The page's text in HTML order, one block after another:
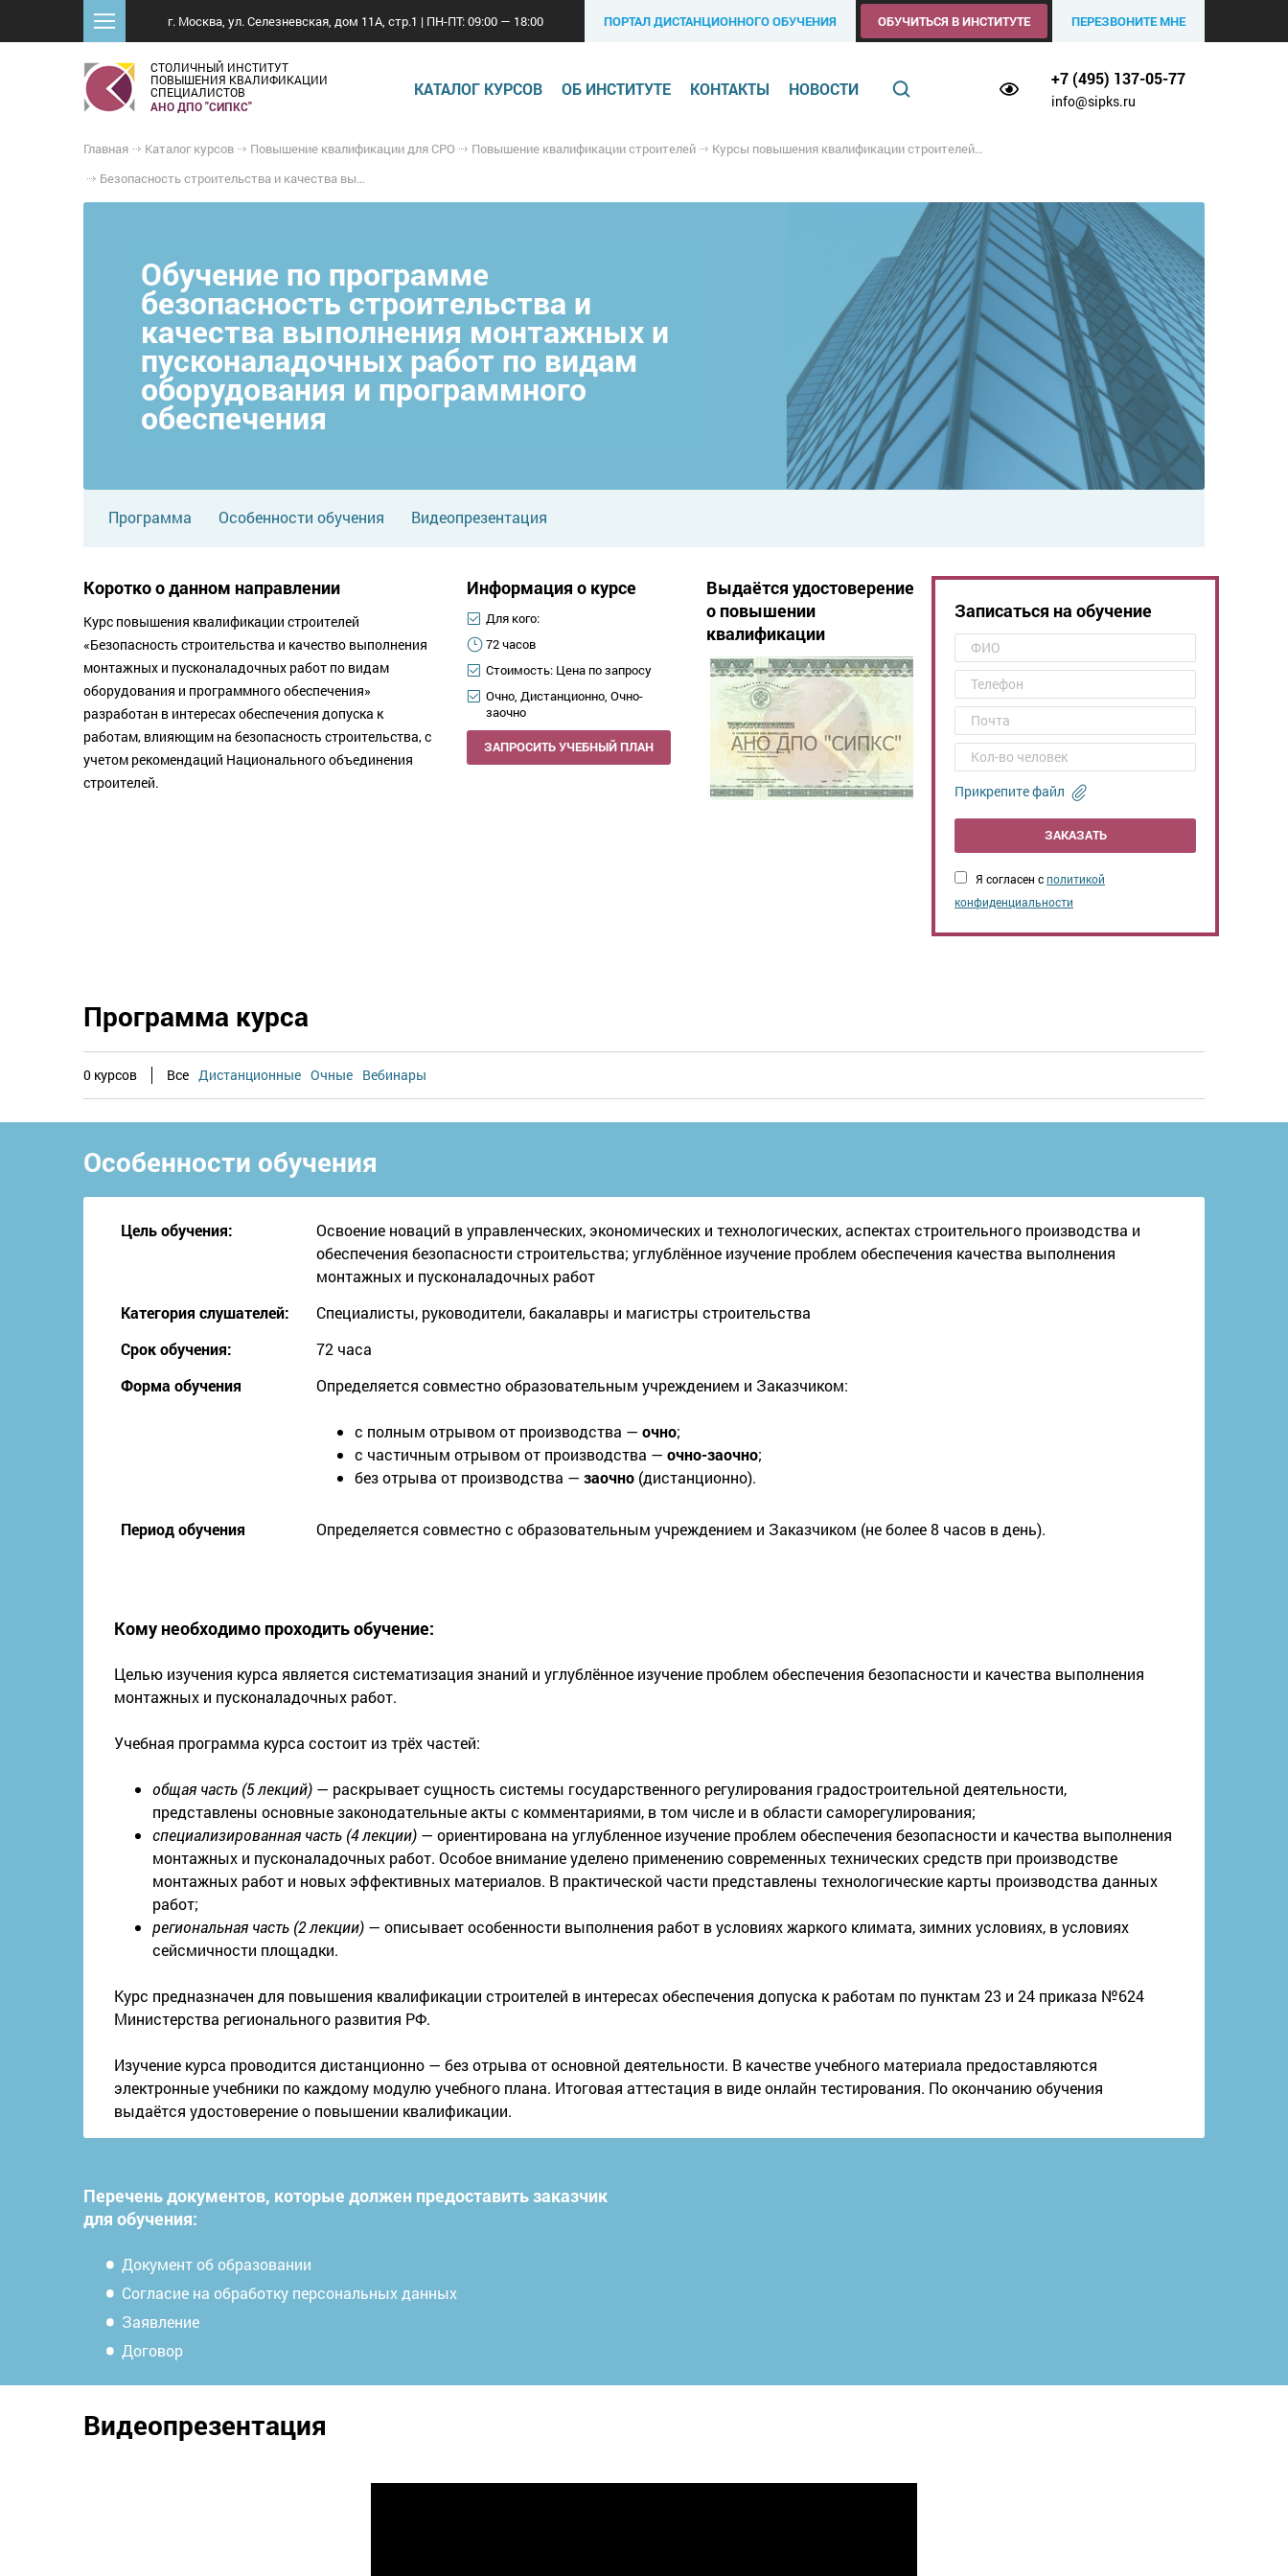
г. Москва, ул. Селезневская, дом 11А, стр.1 | ПН-ПТ: 09:00 — 18:00 ПОРТАЛ ДИСТАНЦИОННОГО ОБУЧЕНИЯ ОБУЧИТЬСЯ В ИНСТИТУТЕ ПЕРЕЗВОНИТЕ МНЕ
СТОЛИЧНЫЙ ИНСТИТУТ
ПОВЫШЕНИЯ КВАЛИФИКАЦИИ
СПЕЦИАЛИСТОВ
АНО ДПО "СИПКС"
КАТАЛОГ КУРСОВ ОБ ИНСТИТУТЕ КОНТАКТЫ НОВОСТИ
+7 (495) 137-05-77
info@sipks.ru
Главная Каталог курсов Повышение квалификации для СРО Повышение квалификации строителей
Курсы повышения квалификации строителей для СРО (НОСТРОЙ)
Безопасность строительства и качества выполнения монтажных и пусконаладочных работ по видам оборудования и программного обеспечения
Обучение по программе
безопасность строительства и
качества выполнения монтажных и
пусконаладочных работ по видам
оборудования и программного
обеспечения
Программа Особенности обучения Видеопрезентация
Коротко о данном направлении
Курс повышения квалификации строителей
«Безопасность строительства и качество выполнения
монтажных и пусконаладочных работ по видам
оборудования и программного обеспечения»
разработан в интересах обеспечения допуска к
работам, влияющим на безопасность строительства, с
учетом рекомендаций Национального объединения
строителей.
Информация о курсе
Для кого:
72 часов
Стоимость: Цена по запросу
Очно, Дистанционно, Очно-
заочно
ЗАПРОСИТЬ УЧЕБНЫЙ ПЛАН
Выдаётся удостоверение
о повышении
квалификации
Записаться на обучение
Я согласен сполитикой
конфиденциальности
Прикрепите файл
ЗАКАЗАТЬ
Программа курса
0 курсов Все Дистанционные Очные Вебинары
Особенности обучения
Цель обучения:
Освоение новаций в управленческих, экономических и технологических, аспектах строительного производства и
обеспечения безопасности строительства; углублённое изучение проблем обеспечения качества выполнения
монтажных и пусконаладочных работ
Категория слушателей:
Специалисты, руководители, бакалавры и магистры строительства
Срок обучения:
72 часа
Форма обучения
Определяется совместно образовательным учреждением и Заказчиком:
с полным отрывом от производства — очно;
с частичным отрывом от производства — очно-заочно;
без отрыва от производства — заочно (дистанционно).
Период обучения Определяется совместно с образовательным учреждением и Заказчиком (не более 8 часов в день).
Кому необходимо проходить обучение:
Целью изучения курса является систематизация знаний и углублённое изучение проблем обеспечения безопасности и качества выполнения
монтажных и пусконаладочных работ.
Учебная программа курса состоит из трёх частей:
общая часть (5 лекций) — раскрывает сущность системы государственного регулирования градостроительной деятельности,
представлены основные законодательные акты с комментариями, в том числе и в области саморегулирования;
специализированная часть (4 лекции) — ориентирована на углубленное изучение проблем обеспечения безопасности и качества выполнения
монтажных и пусконаладочных работ. Особое внимание уделено применению современных технических средств при производстве
монтажных работ и новых эффективных материалов. В практической части представлены технологические карты производства данных
работ;
региональная часть (2 лекции) — описывает особенности выполнения работ в условиях жаркого климата, зимних условиях, в условиях
сейсмичности площадки.
Курс предназначен для повышения квалификации строителей в интересах обеспечения допуска к работам по пунктам 23 и 24 приказа №624
Министерства регионального развития РФ.
Изучение курса проводится дистанционно — без отрыва от основной деятельности. В качестве учебного материала предоставляются
электронные учебники по каждому модулю учебного плана. Итоговая аттестация в виде онлайн тестирования. По окончанию обучения
выдаётся удостоверение о повышении квалификации.
Перечень документов, которые должен предоставить заказчик
для обучения:
Документ об образовании
Согласие на обработку персональных данных
Заявление
Договор
Видеопрезентация